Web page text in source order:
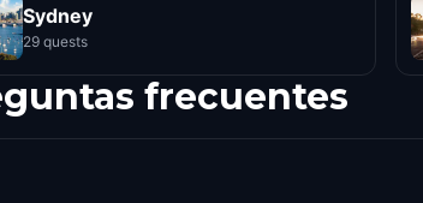
Sydney
29 quests
frecuentes